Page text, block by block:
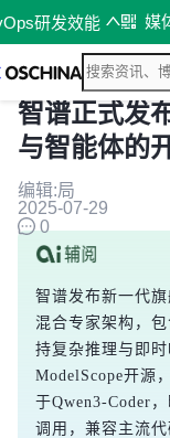
研发效能 媒
智谱正式发
与智能体的
编辑:局
2025-07-29
0
智谱发布新一代
混合专家架构，
持复杂推理与即
ModelScope开源
于Qwen3-Coder
调用，兼容主流